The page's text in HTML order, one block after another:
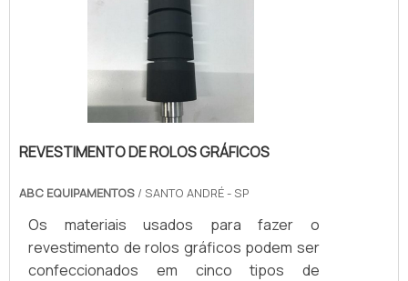
REVESTIMENTO DE ROLOS GRÁFICOS
ABC EQUIPAMENTOS / SANTO ANDRÉ - SP
Os materiais usados para fazer o
revestimento de rolos gráficos podem ser
confeccionados em cinco tipos de